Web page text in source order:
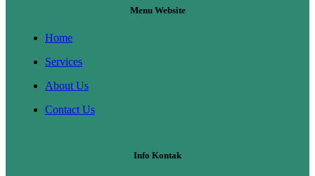
Menu Website
Home
Services
About Us
Contact Us
Info Kontak